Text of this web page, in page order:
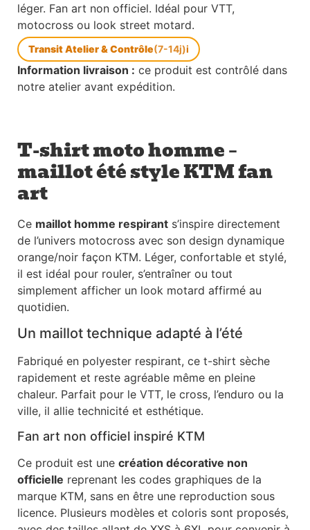
léger. Fan art non officiel. Idéal pour VTT,
motocross ou look street motard.
Transit Atelier & Contrôle(7-14j)i
Information livraison : ce produit est contrôlé dans
notre atelier avant expédition.
T-shirt moto homme –
maillot été style KTM fan
art
Ce maillot homme respirant s’inspire directement
de l’univers motocross avec son design dynamique
orange/noir façon KTM. Léger, confortable et stylé,
il est idéal pour rouler, s’entraîner ou tout
simplement afficher un look motard affirmé au
quotidien.
Un maillot technique adapté à l’été
Fabriqué en polyester respirant, ce t-shirt sèche
rapidement et reste agréable même en pleine
chaleur. Parfait pour le VTT, le cross, l’enduro ou la
ville, il allie technicité et esthétique.
Fan art non officiel inspiré KTM
Ce produit est une création décorative non
officielle reprenant les codes graphiques de la
marque KTM, sans en être une reproduction sous
licence. Plusieurs modèles et coloris sont proposés,